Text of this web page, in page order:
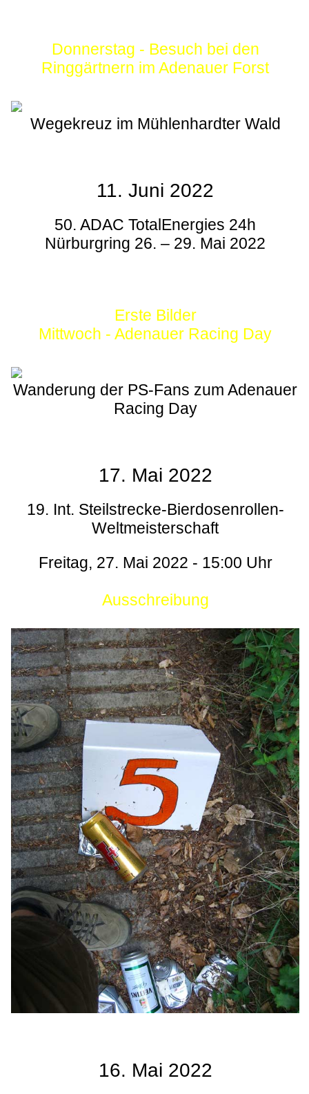
Donnerstag - Besuch bei den
Ringgärtnern im Adenauer Forst
Wegekreuz im Mühlenhardter Wald
11. Juni 2022
50. ADAC TotalEnergies 24h
Nürburgring 26. – 29. Mai 2022
Erste Bilder
Mittwoch - Adenauer Racing Day
Wanderung der PS-Fans zum Adenauer
Racing Day
17. Mai 2022
19. Int. Steilstrecke-Bierdosenrollen-
Weltmeisterschaft
Freitag, 27. Mai 2022 - 15:00 Uhr
Ausschreibung
16. Mai 2022